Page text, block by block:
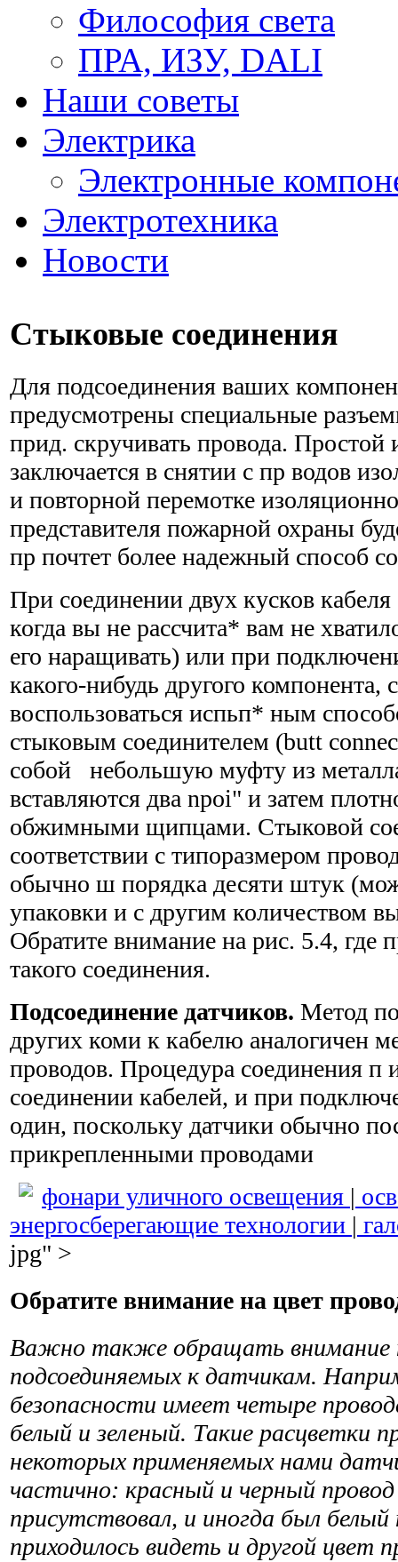
Философия света
ПРА, ИЗУ, DALI
Наши советы
Электрика
Электронные
Электротехника
Новости
Стыковые соединения
Для подсоединения ваших
предусмотрены специальные
прид. скручивать провода. Простой
заключается в снятии с пр водов
и повторной перемотке
представителя пожарной охраны
пр почтет более надежный способ
При соединении двух кусков
когда вы не рассчита* вам не
его наращивать) или при
какого-нибудь другого компонента,
воспользоваться испьп* ным
стыковым соединителем (butt
собой небольшую муфту из
вставляются два npoi" и затем
обжимными щипцами. Стыковой
соответствии с типоразмером
обычно ш порядка десяти штук
упаковки и с другим количеством
Обратите внимание на рис. 5.4, где
такого соединения.
Подсоединение датчиков. Метод
других коми к кабелю аналогичен
проводов. Процедура соединения п
соединении кабелей, и при
один, поскольку датчики обычно
прикрепленными проводами
фонари уличного освещения |
энергосберегающие технологии |
jpg" >
Обратите внимание на цвет
Важно также обращать внимание
подсоединяемых к датчикам.
безопасности имеет четыре
белый и зеленый. Такие расцветки
некоторых применяемых нами
частично: красный и черный
присутствовал, и иногда был
приходилось видеть и другой цвет